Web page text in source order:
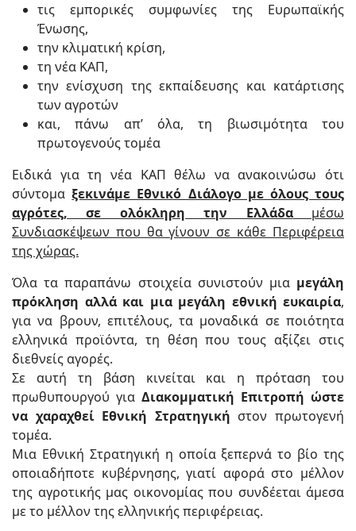
τις εμπορικές συμφωνίες της Ευρωπαϊκής
Ένωσης,
την κλιματική κρίση,
τη νέα ΚΑΠ,
την ενίσχυση της εκπαίδευσης και κατάρτισης
των αγροτών
και, πάνω απ’ όλα, τη βιωσιμότητα του
πρωτογενούς τομέα
Ειδικά για τη νέα ΚΑΠ θέλω να ανακοινώσω ότι
σύντομαξεκινάμε Εθνικό Διάλογο με όλους τους
αγρότες, σε ολόκληρη την Ελλάδαμέσω
Συνδιασκέψεων που θα γίνουν σε κάθε Περιφέρεια
της χώρας.
Όλα τα παραπάνω στοιχεία συνιστούν μια μεγάλη
πρόκληση αλλά και μια μεγάλη εθνική ευκαιρία,
για να βρουν, επιτέλους, τα μοναδικά σε ποιότητα
ελληνικά προϊόντα, τη θέση που τους αξίζει στις
διεθνείς αγορές.
Σε αυτή τη βάση κινείται και η πρόταση του
πρωθυπουργού για Διακομματική Επιτροπή ώστε
να χαραχθεί Εθνική Στρατηγική στον πρωτογενή
τομέα.
Μια Εθνική Στρατηγική η οποία ξεπερνά το βίο της
οποιαδήποτε κυβέρνησης, γιατί αφορά στο μέλλον
της αγροτικής μας οικονομίας που συνδέεται άμεσα
με το μέλλον της ελληνικής περιφέρειας.